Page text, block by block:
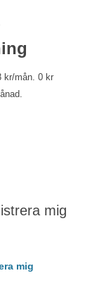
kr/mån. 0 kr
mig
mig